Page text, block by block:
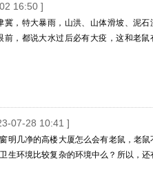
16:50 ]
，特大暴雨，山洪、山体滑坡、泥石
，都说大水过后必有大疫，这和老鼠
07-28 10:41 ]
明几净的高楼大厦怎么会有老鼠，老鼠
生环境比较复杂的环境中么？所以，还